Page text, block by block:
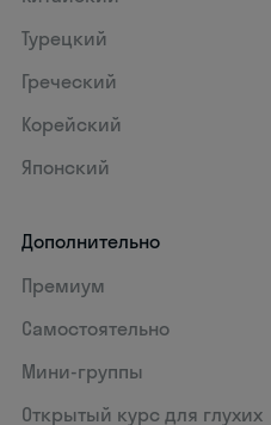
Турецкий
Греческий
Корейский
Японский
Дополнительно
Премиум
Самостоятельно
Мини-группы
Открытый курс для глухих